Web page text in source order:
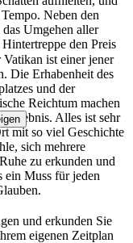
Neben den
Umgehen aller
den Preis
ist einer jener
Die Erhabenheit des
und der
Reichtum machen
Erlebnis. Alles ist sehr
mit so viel Geschichte
sich mehrere
zu erkunden und
ein Muss für jeden
und erkunden Sie
eigenen Zeitplan